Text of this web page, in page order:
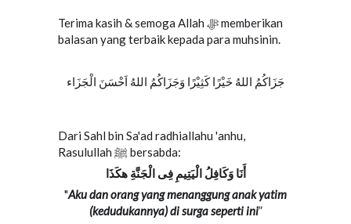
Terima kasih & semoga Allah ﷻ memberikan
balasan yang terbaik kepada para muhsinin.
جَزَاكُمُ اللهُ خَيْرًا كَثِيْرًا وَجَزَاكُمُ اللهُ اَحْسَنَ الْجَزَاء
Dari Sahl bin Sa'ad radhiallahu 'anhu,
Rasulullah ﷺ bersabda:
أَنَا وَكَافِلُ الْيَتِيمِ فِى الْجَنَّةِ هكَذَا
"Aku dan orang yang menanggung anak yatim
(kedudukannya) di surga seperti ini”